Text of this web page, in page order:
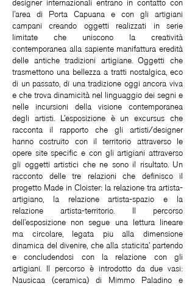
designer internazionali entrano in contatto con
l’area di Porta Capuana e con gli artigiani
campani creando oggetti realizzati in serie
limitate che uniscono la creatività
contemporanea alla sapiente manifattura eredità
delle antiche tradizioni artigiane. Oggetti che
trasmettono una bellezza a tratti nostalgica, eco
di un passato, di una tradizione oggi ancora viva
e che trova dinamicità nel linguaggio dei segni e
nelle incursioni della visione contemporanea
degli artisti. L’esposizione è un excursus che
racconta il rapporto che gli artisti/designer
hanno costruito con il territorio attraverso le
opere site specific e con gli artigiani attraverso
gli oggetti artistici che ne sono il risultato. Un
racconto delle tre relazioni che definisco il
progetto Made in Cloister: la relazione tra artista-
artigiano, la relazione artista-spazio e la
relazione artista-territorio. Il percorso
dell’esposizione non segue una lettura lineare
ma circolare, legata piu alla dimensione
dinamica del divenire, che alla staticita’ partendo
e concludendosi con la relazione con gli
artigiani. Il percorso è introdotto da due vasi:
Nausicaa (ceramica) di Mimmo Paladino e